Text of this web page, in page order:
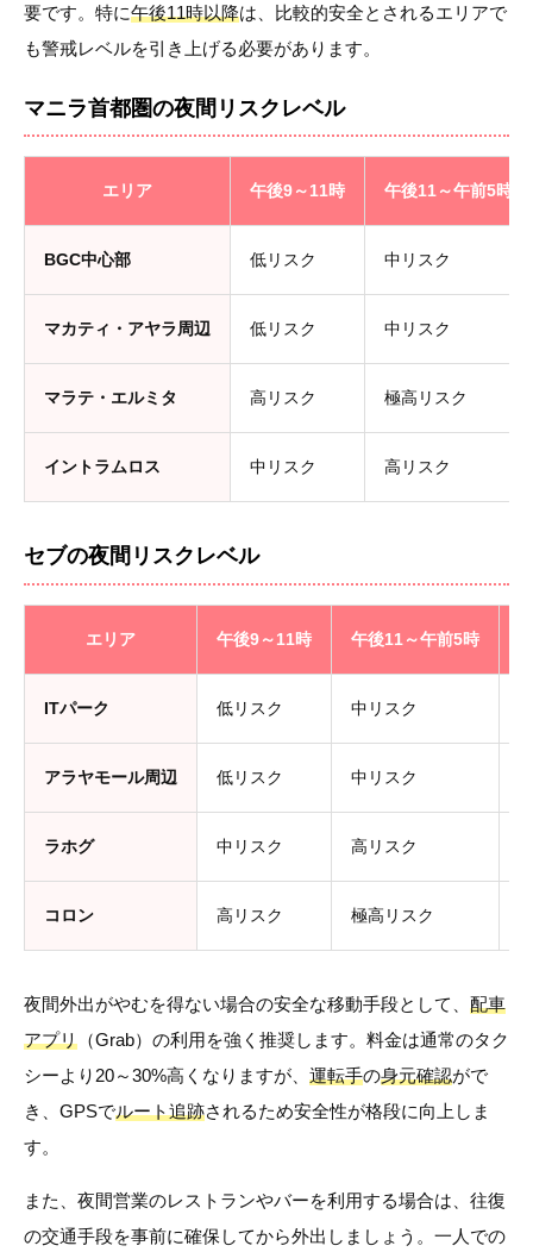
要です。特に午後11時以降は、比較的安全とされるエリアで
も警戒レベルを引き上げる必要があります。
マニラ首都圏の夜間リスクレベル
エリア 午後9～11時 午後11～午前5時
BGC中心部 低リスク 中リスク
マカティ・アヤラ周辺 低リスク 中リスク
マラテ・エルミタ 高リスク 極高リスク
イントラムロス 中リスク 高リスク
セブの夜間リスクレベル
エリア 午後9～11時 午後11～午前5時
ITパーク 低リスク 中リスク
アラヤモール周辺 低リスク 中リスク
ラホグ 中リスク 高リスク
コロン 高リスク 極高リスク
夜間外出がやむを得ない場合の安全な移動手段として、 配車
アプリ （Grab）の利用を強く推奨します。料金は通常のタク
シーより20～30%高くなりますが、 運転手の身元確認がで
き、GPSでルート追跡されるため安全性が格段に向上しま
す。
また、夜間営業のレストランやバーを利用する場合は、往復
の交通手段を事前に確保してから外出しましょう。一人での